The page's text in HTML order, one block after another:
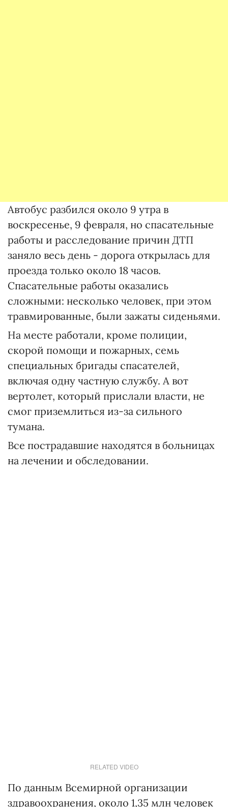
Автобус разбился около 9 утра в
воскресенье, 9 февраля, но спасательные
работы и расследование причин ДТП
заняло весь день - дорога открылась для
проезда только около 18 часов.
Спасательные работы оказались
сложными: несколько человек, при этом
травмированные, были зажаты сиденьями.
На месте работали, кроме полиции,
скорой помощи и пожарных, семь
специальных бригады спасателей,
включая одну частную службу. А вот
вертолет, который прислали власти, не
смог приземлиться из-за сильного
тумана.
Все пострадавшие находятся в больницах
на лечении и обследовании.
RELATED VIDEO
По данным Всемирной организации
здравоохранения, около 1,35 млн человек